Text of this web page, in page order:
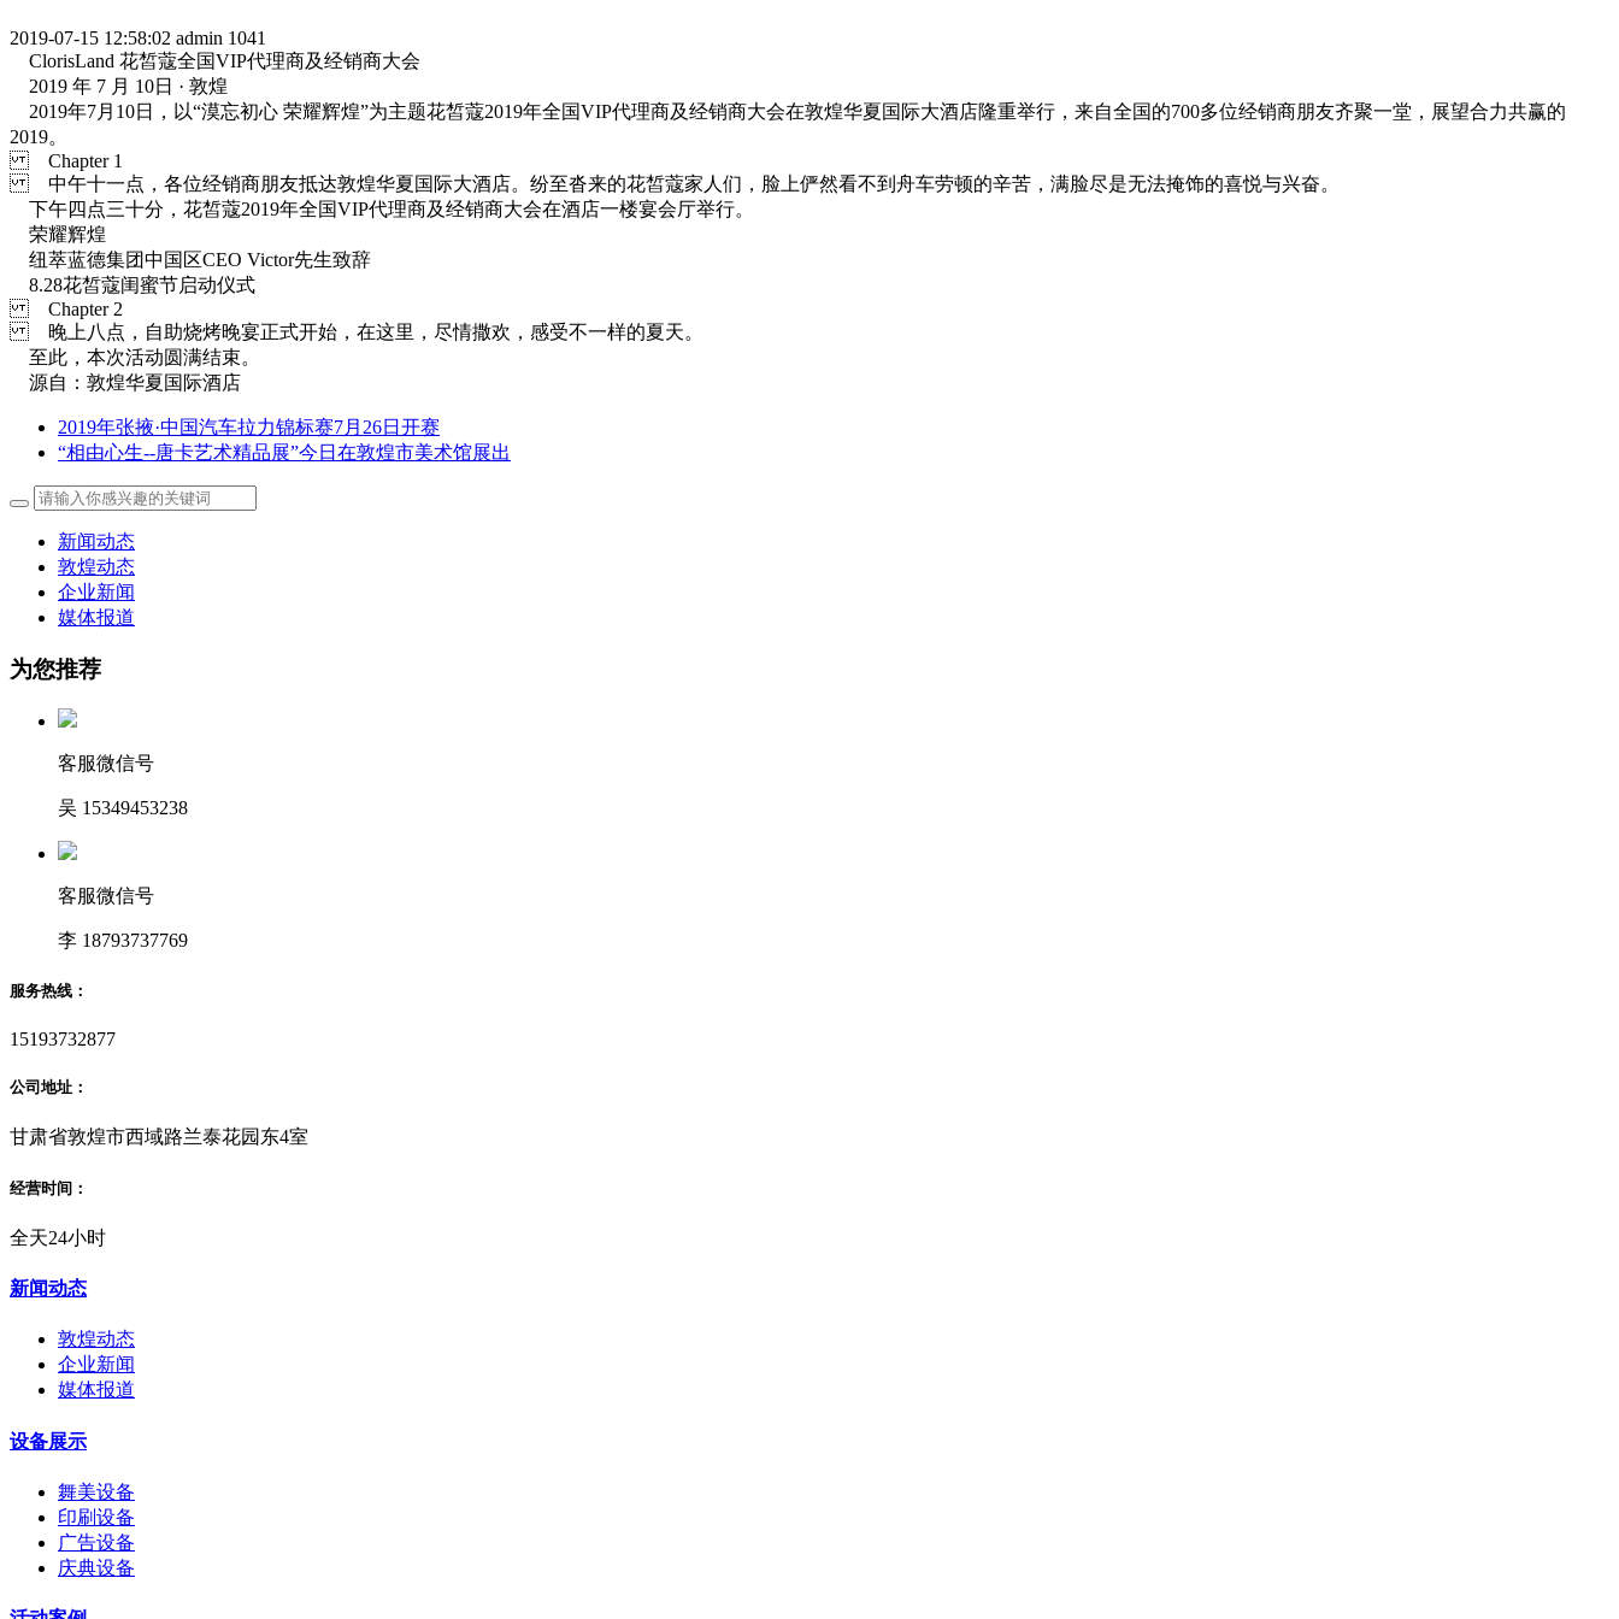
2019-07-15 12:58:02 admin 1041
ClorisLand 花皙蔻全国VIP代理商及经销商大会
2019 年 7 月 10日 · 敦煌
2019年7月10日，以“漠忘初心 荣耀辉煌”为主题花皙蔻2019年全国VIP代理商及经销商大会在敦煌华夏国际大酒店隆重举行，来自全国的700多位经销商朋友齐聚一堂，展望合力共赢的
2019。
Chapter 1
中午十一点，各位经销商朋友抵达敦煌华夏国际大酒店。纷至沓来的花皙蔻家人们，脸上俨然看不到舟车劳顿的辛苦，满脸尽是无法掩饰的喜悦与兴奋。
下午四点三十分，花皙蔻2019年全国VIP代理商及经销商大会在酒店一楼宴会厅举行。
荣耀辉煌
纽萃蓝德集团中国区CEO Victor先生致辞
8.28花皙蔻闺蜜节启动仪式
Chapter 2
晚上八点，自助烧烤晚宴正式开始，在这里，尽情撒欢，感受不一样的夏天。
至此，本次活动圆满结束。
源自：敦煌华夏国际酒店
2019年张掖·中国汽车拉力锦标赛7月26日开赛
“相由心生--唐卡艺术精品展”今日在敦煌市美术馆展出
新闻动态
敦煌动态
企业新闻
媒体报道
为您推荐
客服微信号
吴 15349453238
客服微信号
李 18793737769
服务热线：
15193732877
公司地址：
甘肃省敦煌市西域路兰泰花园东4室
经营时间：
全天24小时
新闻动态
敦煌动态
企业新闻
媒体报道
设备展示
舞美设备
印刷设备
广告设备
庆典设备